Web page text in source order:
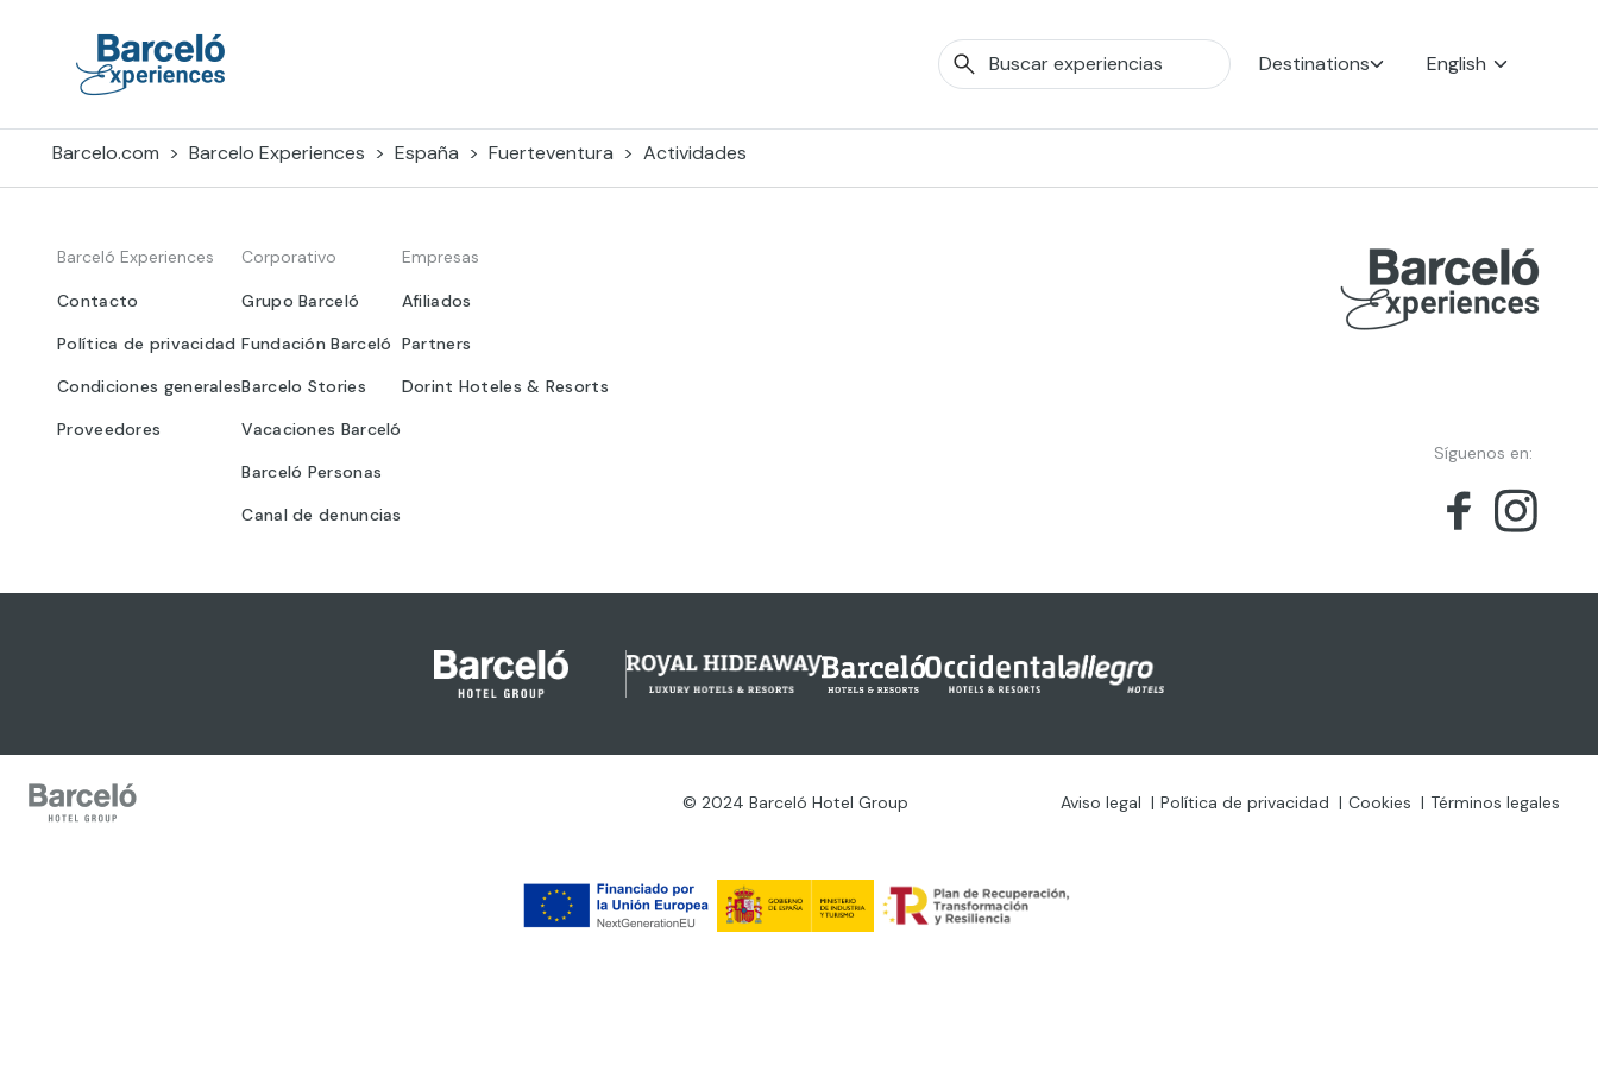
Destinations English
Barcelo.com Barcelo Experiences España Fuerteventura Actividades
Barceló Experiences
Contacto
Política de privacidad
Condiciones generales
Proveedores
Corporativo
Grupo Barceló
Fundación Barceló
Barcelo Stories
Vacaciones Barceló
Barceló Personas
Canal de denuncias
Empresas
Afiliados
Partners
Dorint Hoteles & Resorts
Síguenos en:
© 2024 Barceló Hotel Group Aviso legal Política de privacidad Cookies Términos legales